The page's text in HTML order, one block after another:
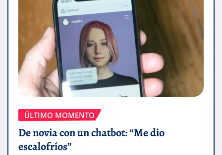
ÚLTIMO MOMENTO
De novia con un chatbot: “Me dio
escalofríos”